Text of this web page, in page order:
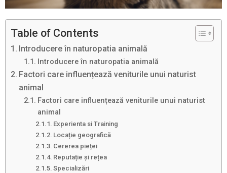
Table of Contents
Introducere în naturopatia animală
Introducere în naturopatia animală
Factori care influențează veniturile unui naturist
animal
Factori care influențează veniturile unui naturist
animal
Experienta si Training
Locație geografică
Cererea pieței
Reputație și rețea
Specializări